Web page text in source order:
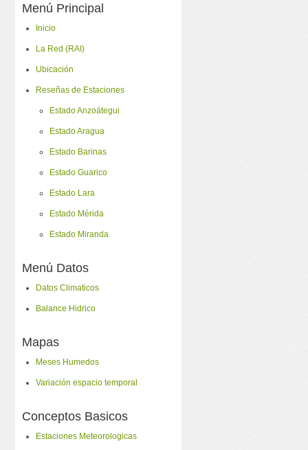
Menú Principal
Inicio
La Red (RAI)
Ubicación
Reseñas de Estaciones
Estado Anzoátegui
Estado Aragua
Estado Barinas
Estado Guarico
Estado Lara
Estado Mérida
Estado Miranda
Menú Datos
Datos Climaticos
Balance Hidrico
Mapas
Meses Humedos
Variación espacio temporal
Conceptos Basicos
Estaciones Meteorologicas